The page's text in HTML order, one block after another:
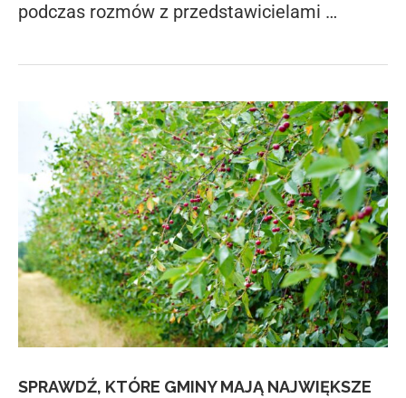
podczas rozmów z przedstawicielami …
SPRAWDŹ, KTÓRE GMINY MAJĄ NAJWIĘKSZE